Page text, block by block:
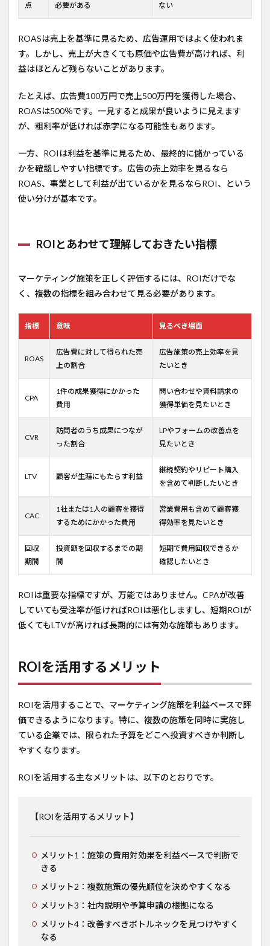
点
必要がある
ない
ROASは売上を基準に見るため、広告運用ではよく使われま
す。しかし、売上が大きくても原価や広告費が高ければ、利
益はほとんど残らないことがあります。
たとえば、広告費100万円で売上500万円を獲得した場合、
ROASは500％です。一見すると成果が良いように見えます
が、粗利率が低ければ赤字になる可能性もあります。
一方、ROIは利益を基準に見るため、最終的に儲かっている
かを確認しやすい指標です。広告の売上効率を見るなら
ROAS、事業として利益が出ているかを見るならROI、という
使い分けが基本です。
ROIとあわせて理解しておきたい指標
マーケティング施策を正しく評価するには、ROIだけでな
く、複数の指標を組み合わせて見る必要があります。
指標 意味 見るべき場面
ROAS
広告費に対して得られた売
上の割合
広告施策の売上効率を見
たいとき
CPA
1件の成果獲得にかかった
費用
問い合わせや資料請求の
獲得単価を見たいとき
CVR
訪問者のうち成果につなが
った割合
LPやフォームの改善点を
見たいとき
LTV 顧客が生涯にもたらす利益
継続契約やリピート購入
を含めて判断したいとき
CAC
1社または1人の顧客を獲得
するためにかかった費用
営業費用も含めて顧客獲
得効率を見たいとき
回収
期間
投資額を回収するまでの期
間
短期で費用回収できるか
確認したいとき
ROIは重要な指標ですが、万能ではありません。CPAが改善
していても受注率が低ければROIは悪化しますし、短期ROIが
低くてもLTVが高ければ長期的には有効な施策もあります。
ROIを活用するメリット
ROIを活用することで、マーケティング施策を利益ベースで評
価できるようになります。特に、複数の施策を同時に実施し
ている企業では、限られた予算をどこへ投資すべきか判断し
やすくなります。
ROIを活用する主なメリットは、以下のとおりです。
【ROIを活用するメリット】
メリット1：施策の費用対効果を利益ベースで判断で
きる
メリット2：複数施策の優先順位を決めやすくなる
メリット3：社内説明や予算申請の根拠になる
メリット4：改善すべきボトルネックを見つけやすく
なる